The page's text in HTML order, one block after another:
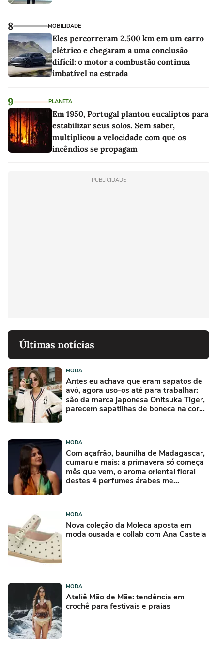
8 MOBILIDADE
Eles percorreram 2.500 km em um carro
elétrico e chegaram a uma conclusão
difícil: o motor a combustão continua
imbatível na estrada
9 PLANETA
Em 1950, Portugal plantou eucaliptos para
estabilizar seus solos. Sem saber,
multiplicou a velocidade com que os
incêndios se propagam
PUBLICIDADE
Últimas notícias
MODA
Antes eu achava que eram sapatos de
avó, agora uso-os até para trabalhar:
são da marca japonesa Onitsuka Tiger,
parecem sapatilhas de boneca na cor
MODA
Com açafrão, baunilha de Madagascar,
cumaru e mais: a primavera só começa
mês que vem, o aroma oriental floral
destes 4 perfumes árabes me
MODA
Nova coleção da Moleca aposta em
moda ousada e collab com Ana Castela
MODA
Ateliê Mão de Mãe: tendência em
crochê para festivais e praias